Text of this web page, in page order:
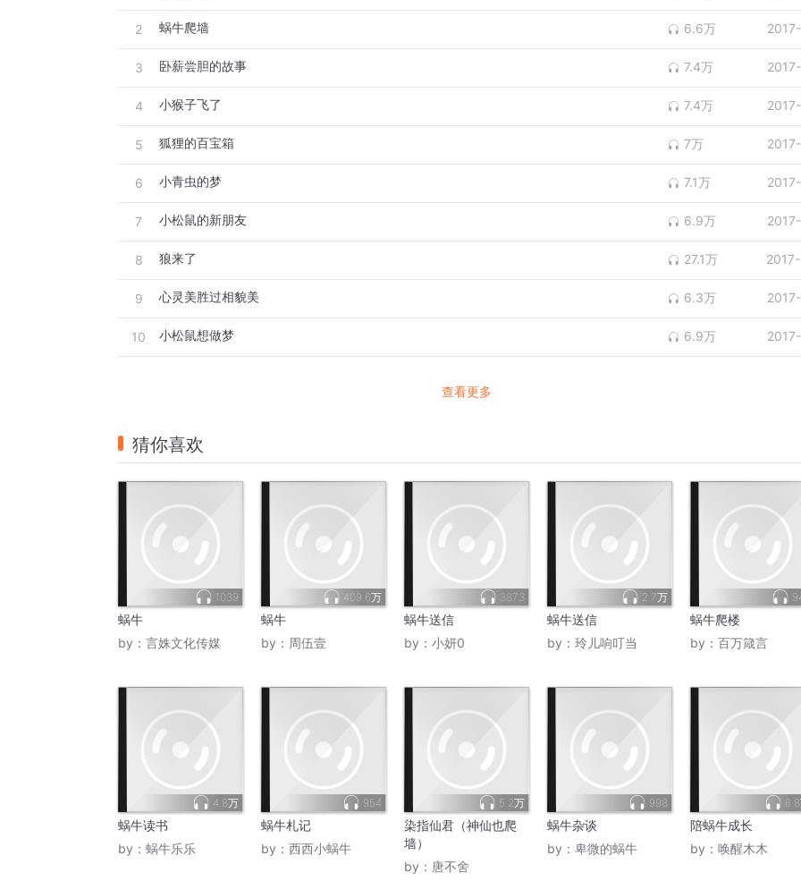
2 蜗牛爬墙 6.6万
3 卧薪尝胆的故事 7.4万
4 小猴子飞了 7.4万
5 狐狸的百宝箱 7万
6 小青虫的梦 7.1万
7 小松鼠的新朋友 6.9万
8 狼来了 27.1万
9 心灵美胜过相貌美 6.3万
10 小松鼠想做梦 6.9万
查看更多
猜你喜欢
1039
蜗牛
by： 言姝文化传媒
409.6万
蜗牛
by： 周伍壹
3873
蜗牛送信
by： 小妍0
2.7万
蜗牛送信
by： 玲儿响叮当
蜗牛爬楼
by： 百万箴言
4.8万
蜗牛读书
by： 蜗牛乐乐
954
蜗牛札记
by： 西西小蜗牛
5.2万
染指仙君（神仙也爬
墙）
by： 唐不舍
998
蜗牛杂谈
by： 卑微的蜗牛
陪蜗牛成长
by： 唤醒木木